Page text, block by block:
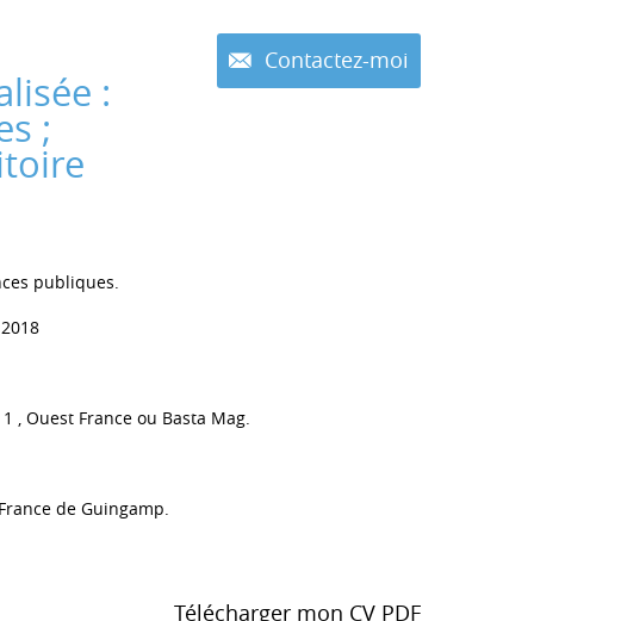
:
;
Contactez-moi
publiques.
, Ouest France ou Basta Mag.
de Guingamp.
Télécharger mon CV PDF